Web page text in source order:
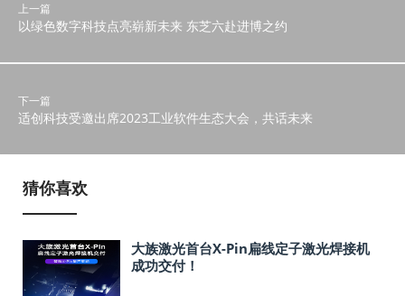
上一篇
以绿色数字科技点亮崭新未来 东芝六赴进博之约
下一篇
适创科技受邀出席2023工业软件生态大会，共话未来
猜你喜欢
大族激光首台X-Pin扁线定子激光焊接机
成功交付！